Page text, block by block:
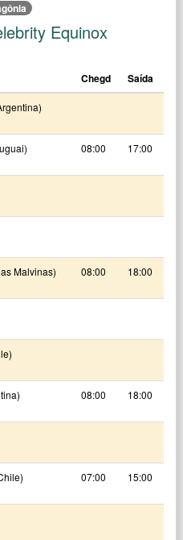
Equinox
Chegd Saída
08:00 17:00
Malvinas) 08:00 18:00
08:00 18:00
07:00 15:00